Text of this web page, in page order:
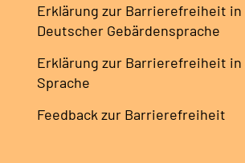
Erklärung zur Barrierefreiheit in
Deutscher Gebärdensprache
Erklärung zur Barrierefreiheit
Sprache
Feedback zur Barrierefreiheit